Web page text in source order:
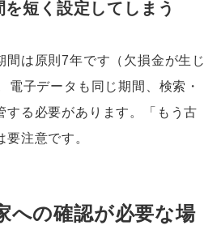
短く設定してしまう
間は原則7年です（欠損金が生じ
電子データも同じ期間、検索・
する必要があります。「もう古
注意です。
への確認が必要な場